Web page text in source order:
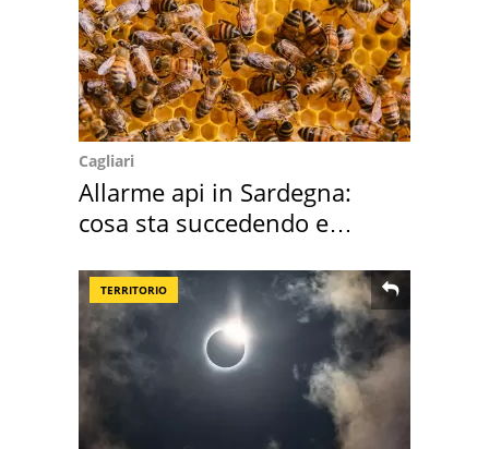
Cagliari
Allarme api in Sardegna:
cosa sta succedendo e
TERRITORIO